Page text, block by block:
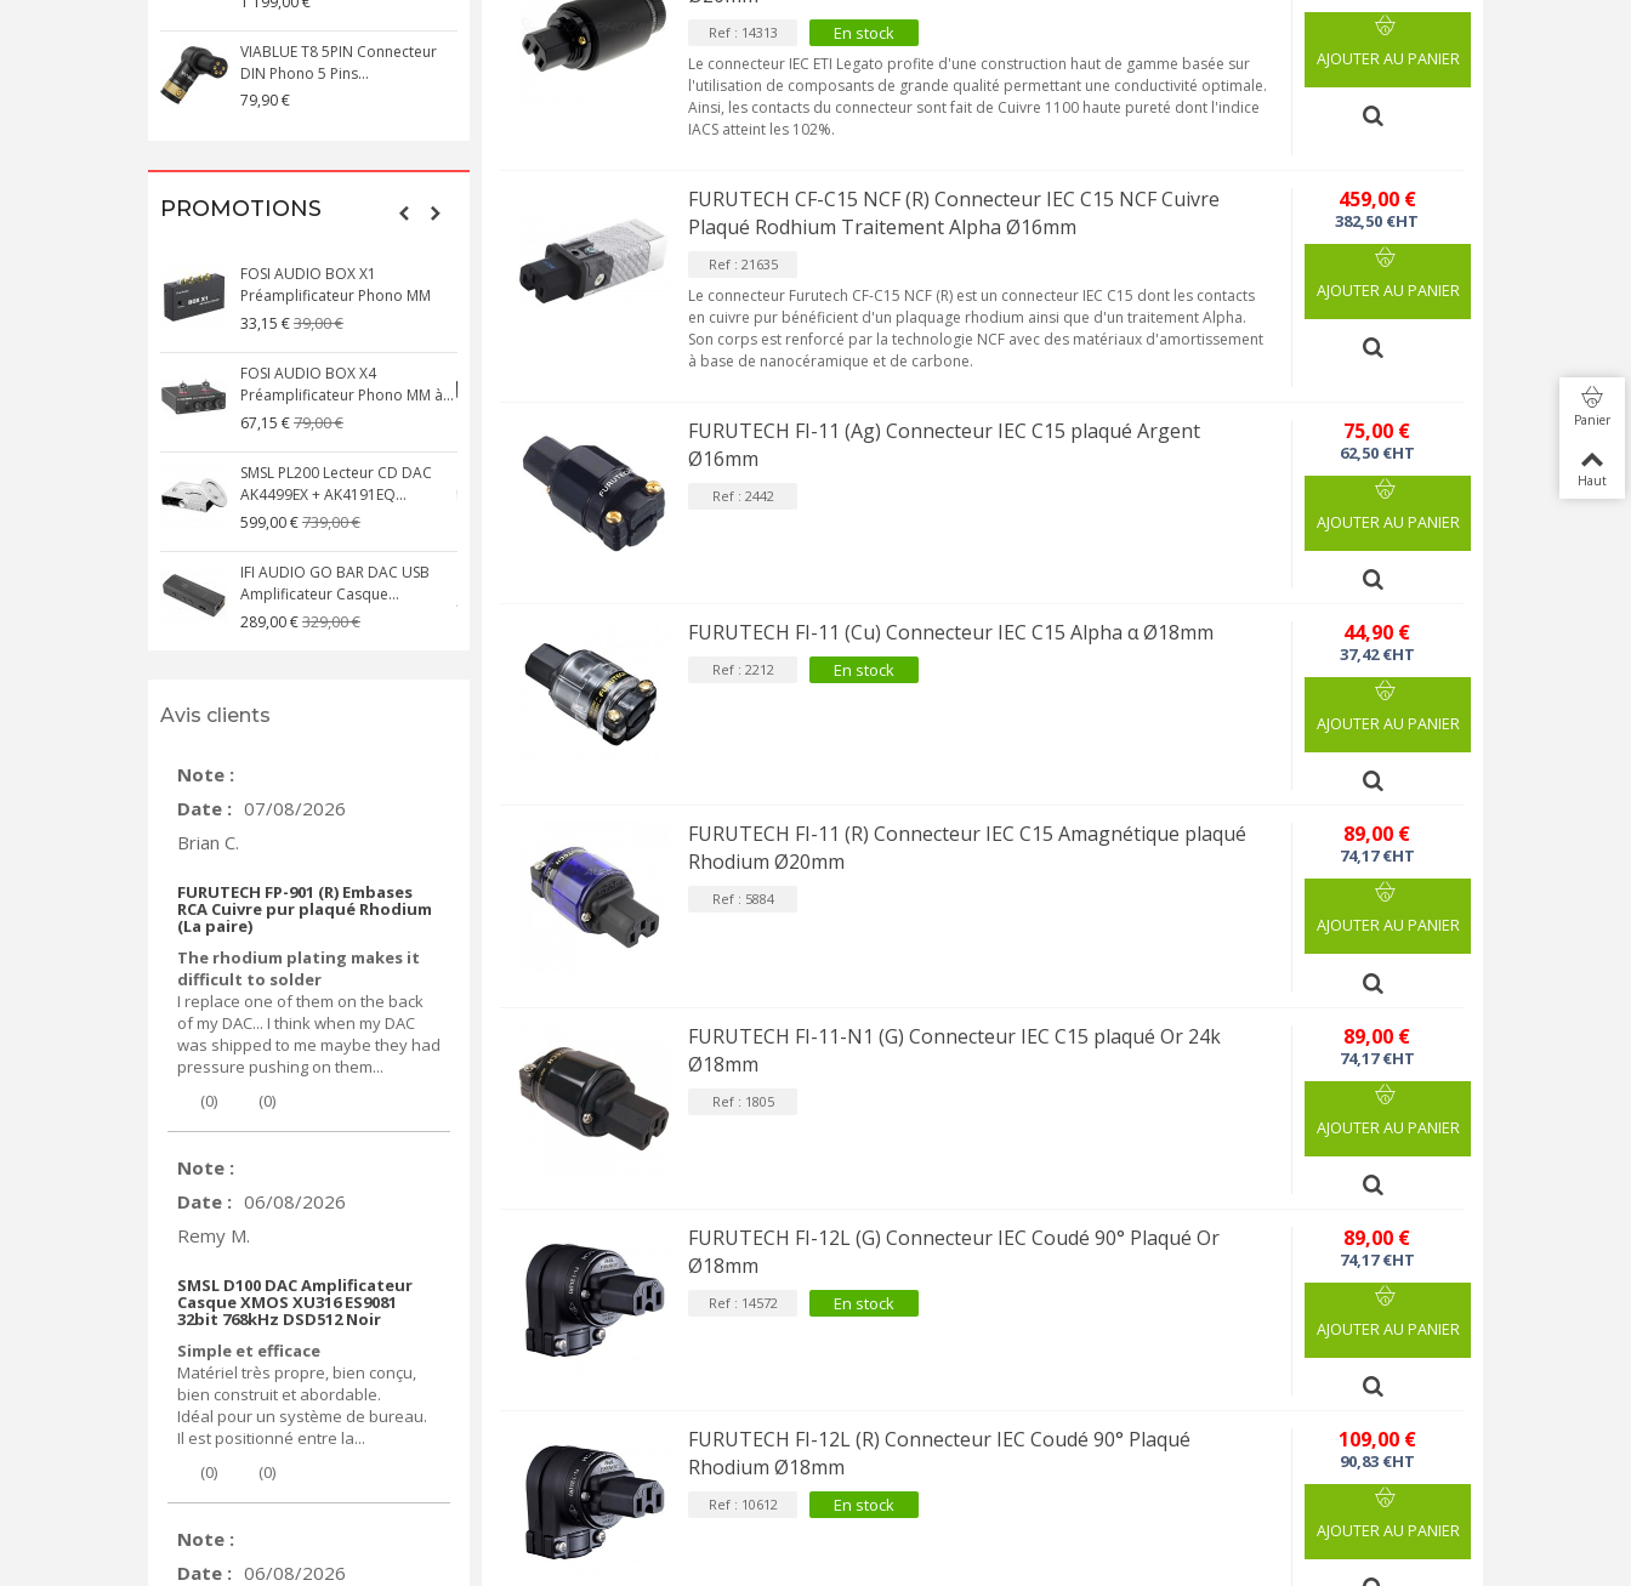
VIABLUE T8 5PIN Connecteur
DIN Phono 5 Pins...
79,90 €
VIABLUE NF-S1 T8 Câble de
Modulation Jack 3.5mm...
PROMOTIONS
FOSI AUDIO BOX X1
Préamplificateur Phono MM
33,15 €39,00 €
FOSI AUDIO BOX X4
Préamplificateur Phono MM à...
67,15 €79,00 €
SMSL PL200 Lecteur CD DAC
AK4499EX + AK4191EQ...
599,00 €739,00 €
IFI AUDIO GO BAR DAC USB
Amplificateur Casque...
289,00 €329,00 €
NEUTRIK NC3FXX Connecteur
XLR Femelle 3 Pôles...
[GRADE B] DAYTON AUDIO
AUDIOPHONICS DA-S250NC
Amplificateur Intégré...
579,00 €649,00 €
Avis clients
Note :
Date : 07/08/2026
Brian C.
FURUTECH FP-901 (R) Embases
RCA Cuivre pur plaqué Rhodium
(La paire)
The rhodium plating makes it
difficult to solder
I replace one of them on the back
of my DAC... I think when my DAC
was shipped to me maybe they had
pressure pushing on them...
(0) (0)
Note :
Date : 06/08/2026
Remy M.
SMSL D100 DAC Amplificateur
Casque XMOS XU316 ES9081
32bit 768kHz DSD512 Noir
Simple et efficace
Matériel très propre, bien conçu,
bien construit et abordable.
Idéal pour un système de bureau.
Il est positionné entre la...
(0) (0)
Note :
Date : 06/08/2026
Ref : 14313 En stock
Le connecteur IEC ETI Legato profite d'une construction haut de gamme basée sur
l'utilisation de composants de grande qualité permettant une conductivité optimale.
Ainsi, les contacts du connecteur sont fait de Cuivre 1100 haute pureté dont l'indice
IACS atteint les 102%.
AJOUTER AU PANIER
FURUTECH CF-C15 NCF (R) Connecteur IEC C15 NCF Cuivre
Plaqué Rodhium Traitement Alpha Ø16mm
Ref : 21635
Le connecteur Furutech CF-C15 NCF (R) est un connecteur IEC C15 dont les contacts
en cuivre pur bénéficient d'un plaquage rhodium ainsi que d'un traitement Alpha.
Son corps est renforcé par la technologie NCF avec des matériaux d'amortissement
à base de nanocéramique et de carbone.
459,00 €
382,50 €HT
AJOUTER AU PANIER
FURUTECH FI-11 (Ag) Connecteur IEC C15 plaqué Argent
Ø16mm
Ref : 2442
75,00 €
62,50 €HT
AJOUTER AU PANIER
FURUTECH FI-11 (Cu) Connecteur IEC C15 Alpha α Ø18mm
Ref : 2212 En stock
44,90 €
37,42 €HT
AJOUTER AU PANIER
FURUTECH FI-11 (R) Connecteur IEC C15 Amagnétique plaqué
Rhodium Ø20mm
Ref : 5884
89,00 €
74,17 €HT
AJOUTER AU PANIER
FURUTECH FI-11-N1 (G) Connecteur IEC C15 plaqué Or 24k
Ø18mm
Ref : 1805
89,00 €
74,17 €HT
AJOUTER AU PANIER
FURUTECH FI-12L (G) Connecteur IEC Coudé 90° Plaqué Or
Ø18mm
Ref : 14572 En stock
89,00 €
74,17 €HT
AJOUTER AU PANIER
FURUTECH FI-12L (R) Connecteur IEC Coudé 90° Plaqué
Rhodium Ø18mm
Ref : 10612 En stock
109,00 €
90,83 €HT
AJOUTER AU PANIER
Panier
Haut